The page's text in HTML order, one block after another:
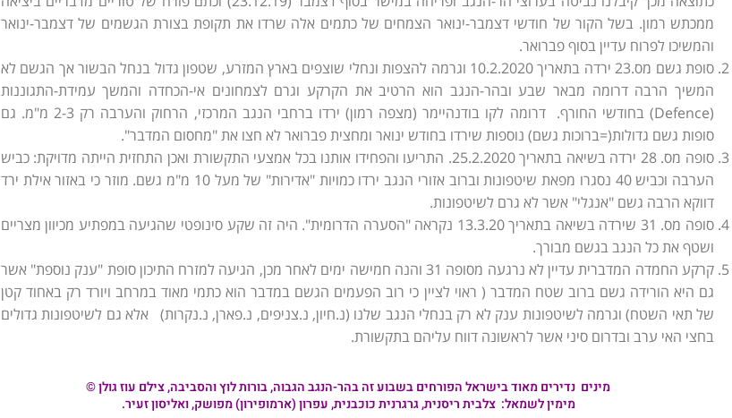
ממכתש רמון. בשל הקור של חודשי דצמבר-ינואר הצמחים של כתמים אלה שרדו את תקופת בצורת הגשמים של דצמבר-ינואר
והמשיכו לפרוח עדיין בסוף פברואר.
סופת גשם מס.23 ירדה בתאריך 10.2.2020 וגרמה להצפות ונחלי שוצפים בארץ המזרע, שטפון גדול בנחל הבשור אך הגשם לא
המשיך הרבה דרומה מבאר שבע ובהר-הנגב הוא הרטיב את הקרקע וגרם לצמחונים אי-הכחדה והמשך עמידת-התגוננות
(Defence) בחודשי החורף. דרומה לקו בודנהיימר (מצפה רמון) ירדו ברחבי הנגב המרכזי, הרחוק והערבה רק 2-3 מ"מ. גם
סופות גשם גדולות(=ברוכות גשם) נוספות שירדו בחודש ינואר ומחצית פברואר לא חצו את "מחסום המדבר".
סופה מס. 28 ירדה בשיאה בתאריך 25.2.2020. התריעו והפחידו אותנו בכל אמצעי התקשורת ואכן התחזית הייתה מדויקת: כביש
הערבה וכביש 40 נסגרו מפאת שיטפונות וברוב אזורי הנגב ירדו כמויות "אדירות" של מעל 10 מ"מ גשם. מוזר כי באזור אילת ירד
דווקא הרבה גשם "אנגלי" אשר לא גרם לשיטפונות.
סופה מס. 31 שירדה בשיאה בתאריך 13.3.20 נקראה "הסערה הדרומית". היה זה שקע סינופטי שהגיעה במפתיע מכיוון מצריים
ושטף את כל הנגב בגשם מבורך.
קרקע החמדה המדברית עדיין לא נרגעה מסופה 31 והנה חמישה ימים לאחר מכן, הגיעה למזרח התיכון סופת "ענק נוספת" אשר
גם היא הורידה גשם ברוב שטח המדבר ( ראוי לציין כי רוב הפעמים הגשם במדבר הוא כתמי מאוד במרחב ויורד רק באחוד קטן
של תאי השטח) וגרמה לשיטפונות ענק לא רק בנחלי הנגב שלנו (נ.חיון, נ.צניפים, נ.פארן, נ.נקרות) אלא גם לשיטפונות גדולים
בחצי האי ערב ובדרום סיני אשר לראשונה דווח עליהם בתקשורת.
מינים נדירים מאוד בישראל הפורחים בשבוע זה בהר-הנגב הגבוה, בורות לוץ והסביבה, צילם עוז גולן ©
מימין לשמאל:צלבית ריסנית, גרגרנית כוכבנית, עפרון (ארמופירון) מפושק, ואליסון זעיר.